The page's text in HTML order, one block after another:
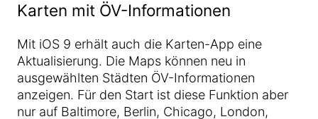
Karten mit ÖV-Informationen
Mit iOS 9 erhält auch die Karten-App eine
Aktualisierung. Die Maps können neu in
ausgewählten Städten ÖV-Informationen
anzeigen. Für den Start ist diese Funktion aber
nur auf Baltimore, Berlin, Chicago, London,